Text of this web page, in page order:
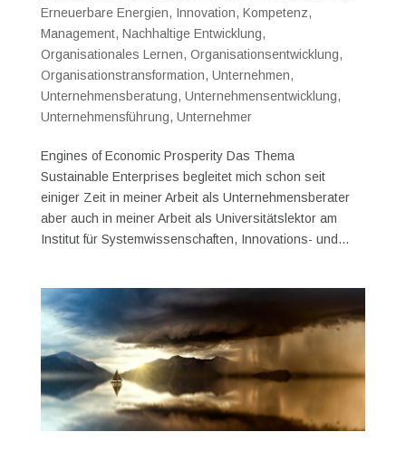
Erneuerbare Energien, Innovation, Kompetenz,
Management, Nachhaltige Entwicklung,
Organisationales Lernen, Organisationsentwicklung,
Organisationstransformation, Unternehmen,
Unternehmensberatung, Unternehmensentwicklung,
Unternehmensführung, Unternehmer
Engines of Economic Prosperity Das Thema
Sustainable Enterprises begleitet mich schon seit
einiger Zeit in meiner Arbeit als Unternehmensberater
aber auch in meiner Arbeit als Universitätslektor am
Institut für Systemwissenschaften, Innovations- und...